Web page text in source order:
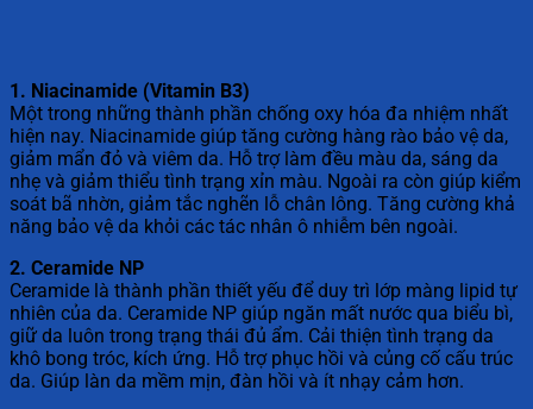
1. Niacinamide (Vitamin B3)
Một trong những thành phần chống oxy hóa đa nhiệm nhất
hiện nay. Niacinamide giúp tăng cường hàng rào bảo vệ da,
giảm mẩn đỏ và viêm da. Hỗ trợ làm đều màu da, sáng da
nhẹ và giảm thiểu tình trạng xỉn màu. Ngoài ra còn giúp kiểm
soát bã nhờn, giảm tắc nghẽn lỗ chân lông. Tăng cường khả
năng bảo vệ da khỏi các tác nhân ô nhiễm bên ngoài.
2. Ceramide NP
Ceramide là thành phần thiết yếu để duy trì lớp màng lipid tự
nhiên của da. Ceramide NP giúp ngăn mất nước qua biểu bì,
giữ da luôn trong trạng thái đủ ẩm. Cải thiện tình trạng da
khô bong tróc, kích ứng. Hỗ trợ phục hồi và củng cố cấu trúc
da. Giúp làn da mềm mịn, đàn hồi và ít nhạy cảm hơn.